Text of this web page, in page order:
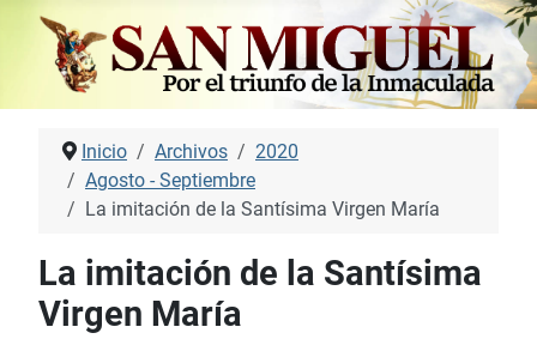
Inicio Archivos
2020
Agosto - Septiembre
La imitación de la Santísima Virgen María
La imitación de la Santísima
Virgen María